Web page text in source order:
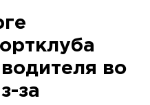
во
за